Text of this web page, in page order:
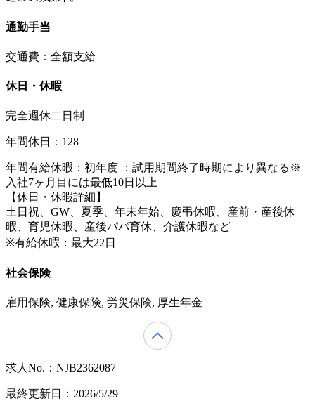
通勤手当
交通費：全額支給
休日・休暇
完全週休二日制
年間休日：128
年間有給休暇：初年度 ：試用期間終了時期により異なる※
入社7ヶ月目には最低10日以上
【休日・休暇詳細】
土日祝、GW、夏季、年末年始、慶弔休暇、産前・産後休
暇、育児休暇、産後パパ育休、介護休暇など
※有給休暇：最大22日
社会保険
雇用保険, 健康保険, 労災保険, 厚生年金
求人No.：NJB2362087
最終更新日：2026/5/29